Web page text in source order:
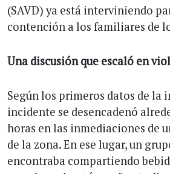
(SAVD) ya está interviniendo
contención a los familiares de
Una discusión que escaló en
Según los primeros datos de la
incidente se desencadenó
horas en las inmediaciones de
de la zona. En ese lugar, un
encontraba compartiendo